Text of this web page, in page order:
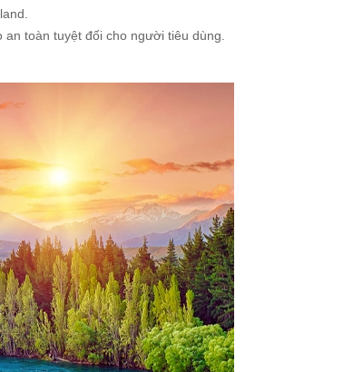
an toàn tuyệt đối cho người tiêu dùng.